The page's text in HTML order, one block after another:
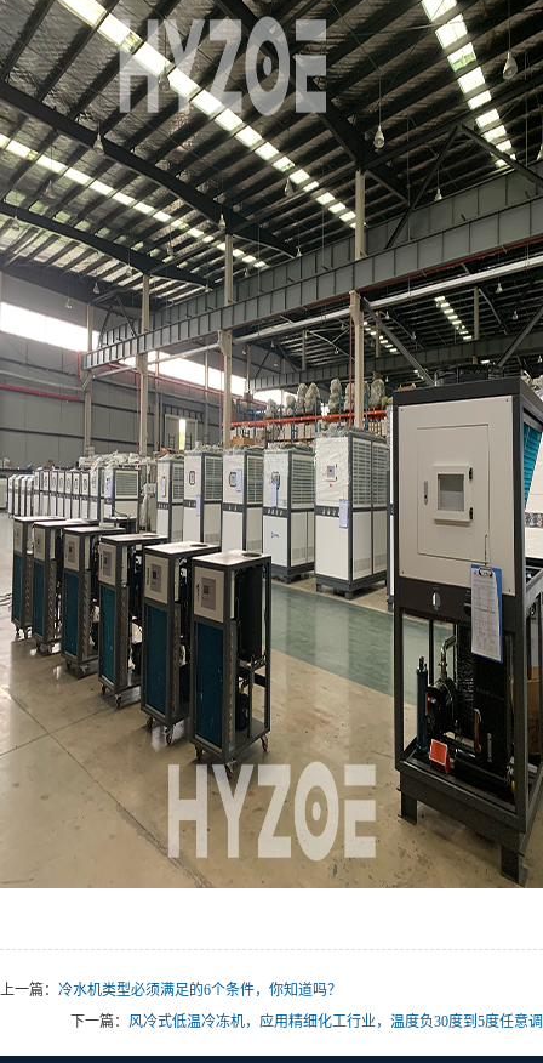
上一篇： 冷水机类型必须满足的6个条件，你知道吗？
下一篇： 风冷式低温冷冻机，应用精细化工行业，温度负30度到5度任意调